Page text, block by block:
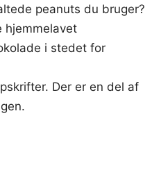
peanuts du bruger?
hjemmelavet
i stedet for
Der er en del af